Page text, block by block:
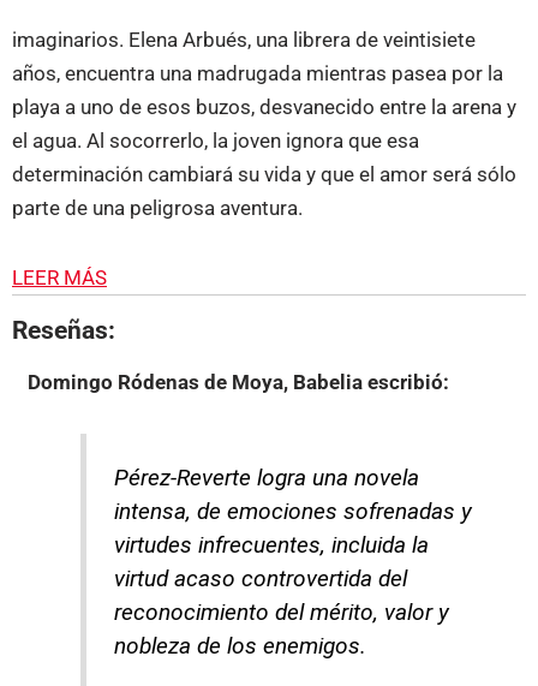
imaginarios. Elena Arbués, una librera de veintisiete
años, encuentra una madrugada mientras pasea por la
playa a uno de esos buzos, desvanecido entre la arena y
el agua. Al socorrerlo, la joven ignora que esa
determinación cambiará su vida y que el amor será sólo
parte de una peligrosa aventura.
LEER MÁS
Reseñas:
Domingo Ródenas de Moya, Babeliaescribió:
Pérez-Reverte logra una novela
intensa, de emociones sofrenadas y
virtudes infrecuentes, incluida la
virtud acaso controvertida del
reconocimiento del mérito, valor y
nobleza de los enemigos.